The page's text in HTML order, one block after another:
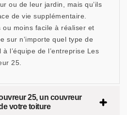
ou de leur jardin, mais qu’ils
de vie supplémentaire.
ou moins facile à réaliser et
sur n’importe quel type de
l’équipe de l’entreprise Les
25.
25, un couvreur
votre toiture